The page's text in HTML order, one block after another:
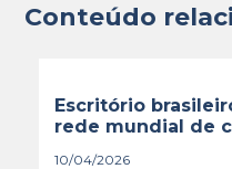
Conteúdo
Escritório
rede mundial de
10/04/2026